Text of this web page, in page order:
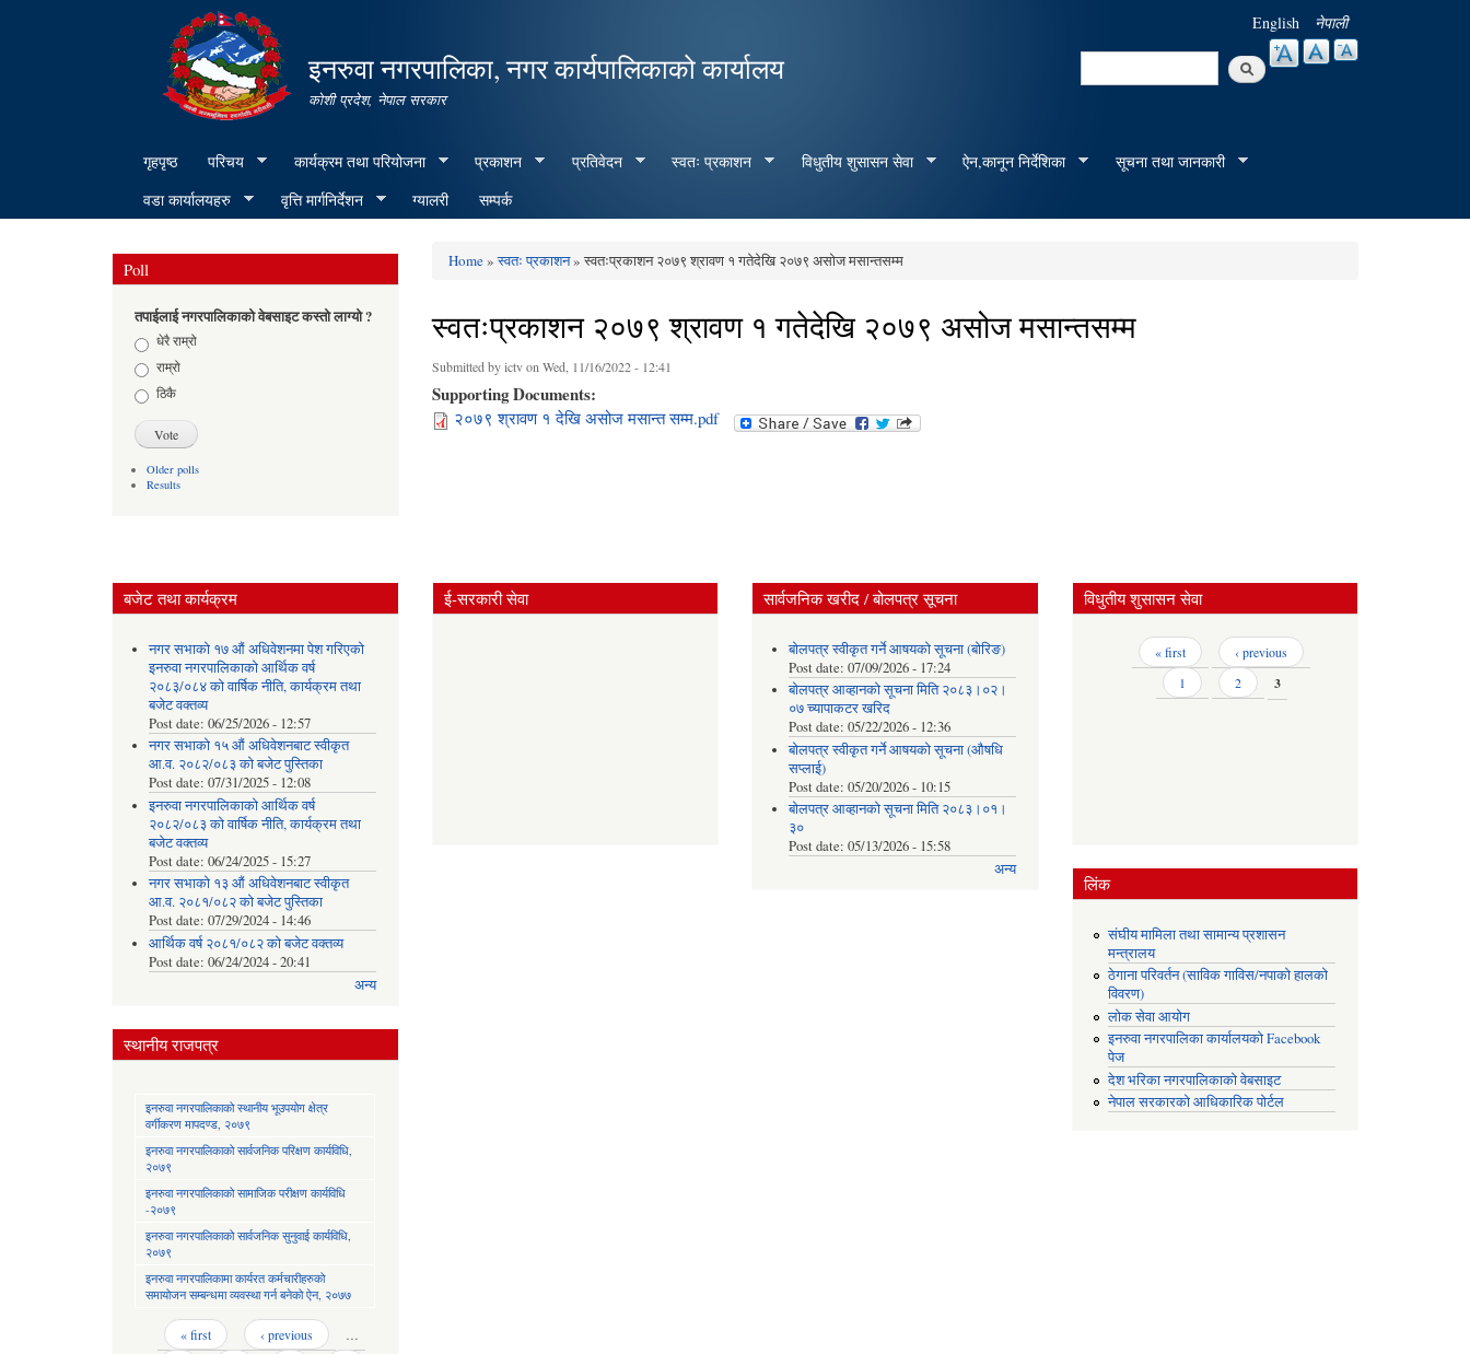
content
इनरुवा नगरपालिका, नगर कार्यपालिकाको कार्यालय
कोशी प्रदेश, नेपाल सरकार
English नेपाली
Search
गृहपृष्ठ परिचय कार्यक्रम तथा परियोजना प्रकाशन प्रतिवेदन स्वतः प्रकाशन विधुतीय शुसासन सेवा ऐन,कानून निर्देशिका
सूचना तथा जानकारी
वडा कार्यालयहरु
वृत्ति मार्गनिर्देशन ग्यालरी सम्पर्क
Poll
तपाईलाई नगरपालिकाको वेबसाइट कस्तो लाग्यो ?
Choicesधेरै राम्रो
राम्रो
ठिकै
Older polls
Results
You are here
Home»स्वतः प्रकाशन» स्वतःप्रकाशन २०७९ श्रावण १ गतेदेखि २०७९ असोज मसान्तसम्म
स्वतःप्रकाशन २०७९ श्रावण १ गतेदेखि २०७९ असोज मसान्तसम्म
Submitted byictvon Wed, 11/16/2022 - 12:41
Supporting Documents:
२०७९ श्रावण १ देखि असोज मसान्त सम्म.pdf
बजेट तथा कार्यक्रम
नगर सभाको १७ औं अधिवेशनमा पेश गरिएको
इनरुवा नगरपालिकाको आर्थिक वर्ष
२०८३/०८४ को वार्षिक नीति, कार्यक्रम तथा
बजेट वक्तव्य
Post date: 06/25/2026 - 12:57
नगर सभाको १५ औं अधिवेशनबाट स्वीकृत
आ.व. २०८२/०८३ को बजेट पुस्तिका
Post date: 07/31/2025 - 12:08
इनरुवा नगरपालिकाको आर्थिक वर्ष
२०८२/०८३ को वार्षिक नीति, कार्यक्रम तथा
बजेट वक्तव्य
Post date: 06/24/2025 - 15:27
नगर सभाको १३ औं अधिवेशनबाट स्वीकृत
आ.व. २०८१/०८२ को बजेट पुस्तिका
Post date: 07/29/2024 - 14:46
आर्थिक वर्ष २०८१/०८२ को बजेट वक्तव्य
Post date: 06/24/2024 - 20:41
अन्य
स्थानीय राजपत्र
इनरुवा नगरपालिकाको स्थानीय भूउपयोग क्षेत्र
वर्गीकरण मापदण्ड, २०७९
इनरुवा नगरपालिकाको सार्वजनिक परिक्षण कार्यविधि,
२०७९
इनरुवा नगरपालिकाको सामाजिक परीक्षण कार्यविधि
-२०७९
इनरुवा नगरपालिकाको सार्वजनिक सुनुवाई कार्यविधि,
२०७९
इनरुवा नगरपालिकामा कार्यरत कर्मचारीहरुको
समायोजन सम्बन्धमा व्यवस्था गर्न बनेको ऐन, २०७७
Pages « first ‹ previous
…
ई-सरकारी सेवा सार्वजनिक खरीद / बोलपत्र सूचना
बोलपत्र स्वीकृत गर्ने आषयको सूचना (बोरिङ)
Post date: 07/09/2026 - 17:24
बोलपत्र आव्हानको सूचना मिति २०८३।०२।
०७ च्यापाकटर खरिद
Post date: 05/22/2026 - 12:36
बोलपत्र स्वीकृत गर्ने आषयको सूचना (औषधि
सप्लाई)
Post date: 05/20/2026 - 10:15
बोलपत्र आव्हानको सूचना मिति २०८३।०१।
३०
Post date: 05/13/2026 - 15:58
अन्य
विधुतीय शुसासन सेवा
Pages « first
‹ previous
1
2 3
लिंक
संघीय मामिला तथा सामान्य प्रशासन
मन्त्रालय
ठेगाना परिवर्तन (साविक गाविस/नपाको हालको
विवरण)
लोक सेवा आयोग
इनरुवा नगरपालिका कार्यालयको Facebook
पेज
देश भरिका नगरपालिकाको वेबसाइट
नेपाल सरकारको आधिकारिक पोर्टल